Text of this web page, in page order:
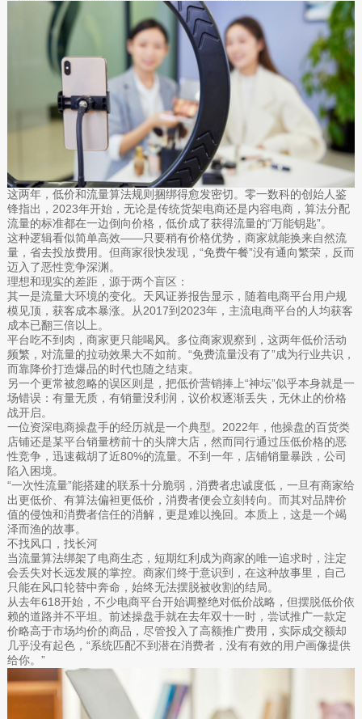
这两年，低价和流量算法规则捆绑得愈发密切。零一数科的创始人鉴
锋指出，2023年开始，无论是传统货架电商还是内容电商，算法分配
流量的标准都在一边倒向价格，低价成了获得流量的“万能钥匙”。
这种逻辑看似简单高效——只要稍有价格优势，商家就能换来自然流
量，省去投放费用。但商家很快发现，“免费午餐”没有通向繁荣，反而
迈入了恶性竞争深渊。
理想和现实的差距，源于两个盲区：
其一是流量大环境的变化。天风证券报告显示，随着电商平台用户规
模见顶，获客成本暴涨。从2017到2023年，主流电商平台的人均获客
成本已翻三倍以上。
平台吃不到肉，商家更只能喝风。多位商家观察到，这两年低价活动
频繁，对流量的拉动效果大不如前。“免费流量没有了”成为行业共识，
而靠降价打造爆品的时代也随之结束。
另一个更常被忽略的误区则是，把低价营销捧上“神坛”似乎本身就是一
场错误：有量无质，有销量没利润，议价权逐渐丢失，无休止的价格
战开启。
一位资深电商操盘手的经历就是一个典型。2022年，他操盘的百货类
店铺还是某平台销量榜前十的头牌大店，然而同行通过压低价格的恶
性竞争，迅速截胡了近80%的流量。不到一年，店铺销量暴跌，公司
陷入困境。
“一次性流量”能搭建的联系十分脆弱，消费者忠诚度低，一旦有商家给
出更低价、有算法偏袒更低价，消费者便会立刻转向。而其对品牌价
值的侵蚀和消费者信任的消解，更是难以挽回。本质上，这是一个竭
泽而渔的故事。
不找风口，找长河
当流量算法绑架了电商生态，短期红利成为商家的唯一追求时，注定
会丢失对长远发展的掌控。商家们终于意识到，在这种故事里，自己
只能在风口轮替中奔命，始终无法摆脱被收割的结局。
从去年618开始，不少电商平台开始调整绝对低价战略，但摆脱低价依
赖的道路并不平坦。前述操盘手就在去年双十一时，尝试推广一款定
价略高于市场均价的商品，尽管投入了高额推广费用，实际成交额却
几乎没有起色，“系统匹配不到潜在消费者，没有有效的用户画像提供
给你。”